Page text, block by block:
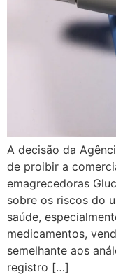
A decisão da
de proibir a
emagrecedoras
sobre os riscos do
saúde,
medicamentos,
semelhante aos
registro […]